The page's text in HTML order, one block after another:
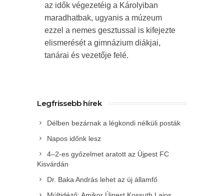
az idők végezetéig a Károlyiban
maradhatbak, ugyanis a múzeum
ezzel a nemes gesztussal is kifejezte
elismerését a gimnázium diákjai,
tanárai és vezetője felé.
Legfrissebb hírek
Délben bezárnak a légkondi nélküli posták
Napos időnk lesz
4–2-es győzelmet aratott az Újpest FC
Kisvárdán
Dr. Baka András lehet az új államfő